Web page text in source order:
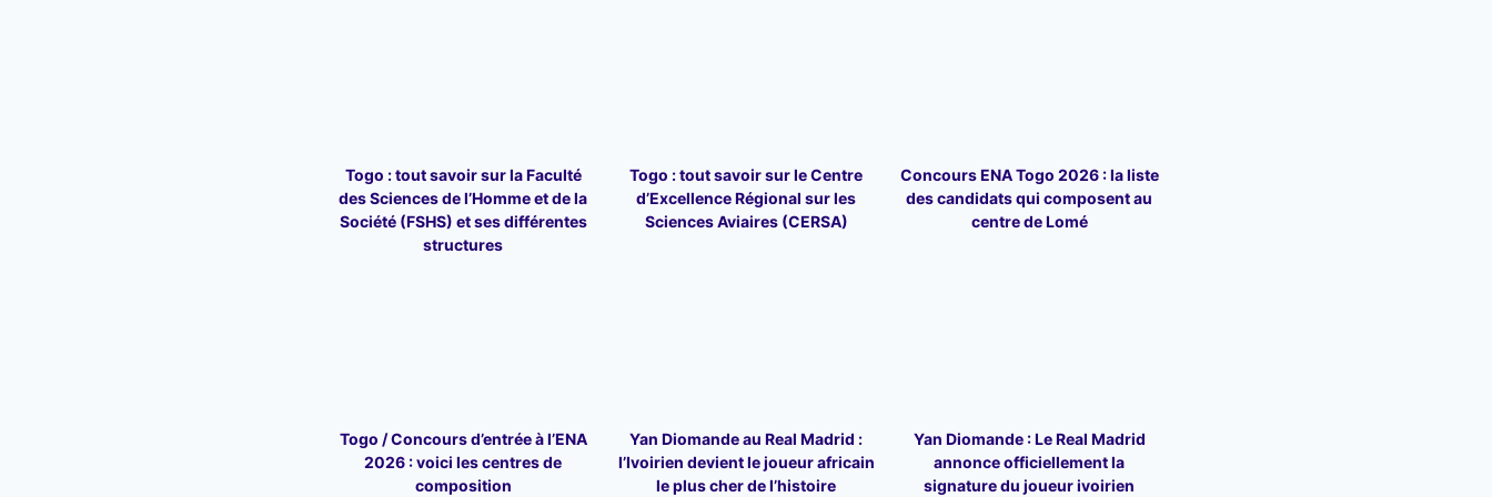
Togo : tout savoir sur la Faculté
des Sciences de l’Homme et de la
Société (FSHS) et ses différentes
structures
Togo : tout savoir sur le Centre
d’Excellence Régional sur les
Sciences Aviaires (CERSA)
Concours ENA Togo 2026 : la liste
des candidats qui composent au
centre de Lomé
Togo / Concours d’entrée à l’ENA
2026 : voici les centres de
composition
Yan Diomande au Real Madrid :
l’Ivoirien devient le joueur africain
le plus cher de l’histoire
Yan Diomande : Le Real Madrid
annonce officiellement la
signature du joueur ivoirien